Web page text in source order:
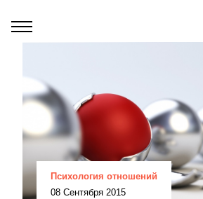
Психология отношений
08 Сентября 2015